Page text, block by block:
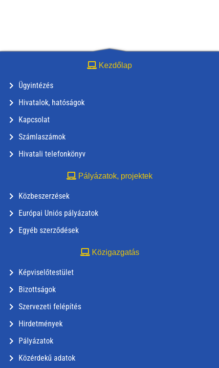
Kezdőlap
Ügyintézés
Hivatalok, hatóságok
Kapcsolat
Számlaszámok
Hivatali telefonkönyv
Pályázatok, projektek
Közbeszerzések
Európai Uniós pályázatok
Egyéb szerződések
Közigazgatás
Képviselőtestület
Bizottságok
Szervezeti felépítés
Hirdetmények
Pályázatok
Közérdekű adatok